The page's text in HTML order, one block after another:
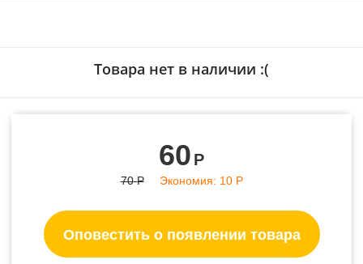
Товара нет в наличии :(
60 Р
70 Р Экономия: 10 Р
Оповестить о появлении товара